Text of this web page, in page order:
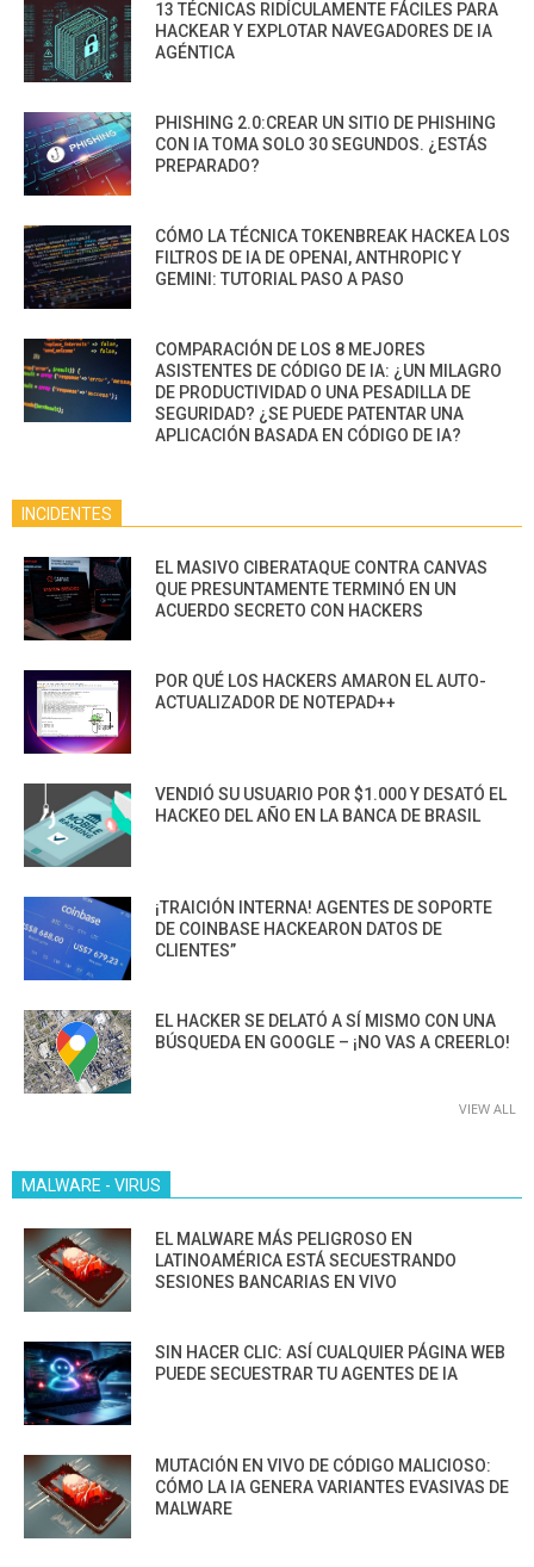
13 TÉCNICAS RIDÍCULAMENTE FÁCILES PARA
HACKEAR Y EXPLOTAR NAVEGADORES DE IA
AGÉNTICA
PHISHING 2.0:CREAR UN SITIO DE PHISHING
CON IA TOMA SOLO 30 SEGUNDOS. ¿ESTÁS
PREPARADO?
CÓMO LA TÉCNICA TOKENBREAK HACKEA LOS
FILTROS DE IA DE OPENAI, ANTHROPIC Y
GEMINI: TUTORIAL PASO A PASO
COMPARACIÓN DE LOS 8 MEJORES
ASISTENTES DE CÓDIGO DE IA: ¿UN MILAGRO
DE PRODUCTIVIDAD O UNA PESADILLA DE
SEGURIDAD? ¿SE PUEDE PATENTAR UNA
APLICACIÓN BASADA EN CÓDIGO DE IA?
INCIDENTES
EL MASIVO CIBERATAQUE CONTRA CANVAS
QUE PRESUNTAMENTE TERMINÓ EN UN
ACUERDO SECRETO CON HACKERS
POR QUÉ LOS HACKERS AMARON EL AUTO-
ACTUALIZADOR DE NOTEPAD++
VENDIÓ SU USUARIO POR $1.000 Y DESATÓ EL
HACKEO DEL AÑO EN LA BANCA DE BRASIL
¡TRAICIÓN INTERNA! AGENTES DE SOPORTE
DE COINBASE HACKEARON DATOS DE
CLIENTES”
EL HACKER SE DELATÓ A SÍ MISMO CON UNA
BÚSQUEDA EN GOOGLE – ¡NO VAS A CREERLO!
VIEW ALL
MALWARE - VIRUS
EL MALWARE MÁS PELIGROSO EN
LATINOAMÉRICA ESTÁ SECUESTRANDO
SESIONES BANCARIAS EN VIVO
SIN HACER CLIC: ASÍ CUALQUIER PÁGINA WEB
PUEDE SECUESTRAR TU AGENTES DE IA
MUTACIÓN EN VIVO DE CÓDIGO MALICIOSO:
CÓMO LA IA GENERA VARIANTES EVASIVAS DE
MALWARE